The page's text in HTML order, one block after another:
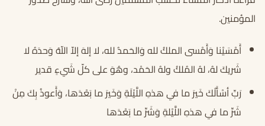
المؤمنين.
أَمْسَيْنا وَأَمْسى الملكُ لله وَالحَمدُ لله، لا إلهَ إلاّ اللّهُ وَحدَهُ لا
شَريكَ لهُ، لهُ المُلكُ ولهُ الحَمْد، وهُوَ على كلّ شَيءٍ قدير
رَبِّ أسْأَلُكَ خَيرَ ما في هذهِ اللَّيْلَةِ وَخَيرَ ما بَعْدَها، وَأَعوذُ بِكَ مِنْ
شَرِّ ما في هذهِ اللَّيْلةِ وَشَرِّ ما بَعْدَها